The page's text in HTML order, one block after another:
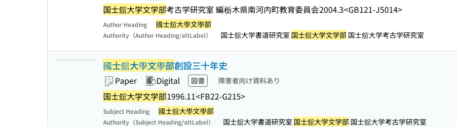
国士舘大学文学部考古学研究室 編栃木県南河内町教育委員会2004.3<GB121-J5014>
Author Heading 國士舘大學文學部
Authority（Author Heading/altLabel） 国士舘大学書道研究室 国士舘大学文学部 国士舘大学考古学研究室
國士舘大學文學部創設三十年史
Paper Digital 図書 障害者向け資料あり
国士舘大学文学部1996.11<FB22-G215>
Subject Heading 國士舘大學文學部
Authority（Subject Heading/altLabel） 国士舘大学書道研究室 国士舘大学文学部 国士舘大学考古学研究室